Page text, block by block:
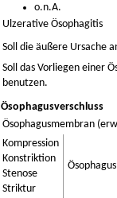
o.n.A.
Ulzerative Ösophagitis
Soll die äußere Ursache
Soll das Vorliegen einer
benutzen.
Ösophagusverschluss
Ösophagusmembran
Kompression
Konstriktion
Stenose
Striktur
Ösophagus